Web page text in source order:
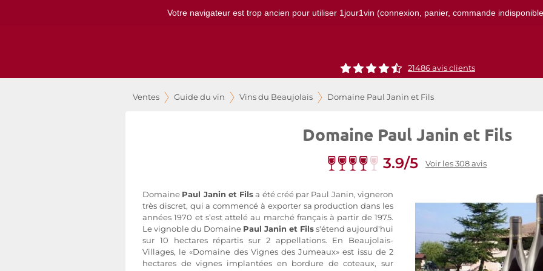
Votre navigateur est trop ancien pour utiliser 1jour1vin (connexion, panier, commande
21486 avis clients
Ventes Guide du vin Vins du Beaujolais Domaine Paul Janin et Fils
Domaine Paul Janin et Fils
3.9/5 Voir les 308 avis
Domaine Paul Janin et Fils a été créé par Paul Janin, vigneron
très discret, qui a commencé à exporter sa production dans les
années 1970 et s’est attelé au marché français à partir de 1975.
Le vignoble du Domaine Paul Janin et Fils s'étend aujourd'hui
sur 10 hectares répartis sur 2 appellations. En Beaujolais-
Villages, le «Domaine des Vignes des Jumeaux» est issu de 2
hectares de vignes implantées en bordure de coteaux, sur